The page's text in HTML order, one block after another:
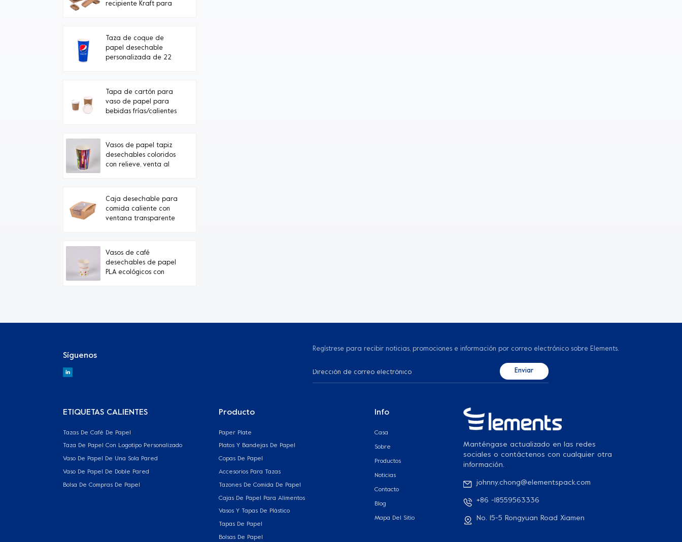
recipiente Kraft para
Taza de coque de
papel desechable
personalizada de 22
Tapa de cartón para
vaso de papel para
bebidas frías/calientes
Vasos de papel tapiz
desechables coloridos
con relieve, venta al
Caja desechable para
comida caliente con
ventana transparente
Vasos de café
desechables de papel
PLA ecológicos con
Síguenos
Regístrese para recibir noticias, promociones e información por correo electrónico sobre Elements.
ETIQUETAS CALIENTES
Tazas De Café De Papel
Taza De Papel Con Logotipo Personalizado
Vaso De Papel De Una Sola Pared
Vaso De Papel De Doble Pared
Bolsa De Compras De Papel
Producto
Paper Plate
Platos Y Bandejas De Papel
Copas De Papel
Accesorios Para Tazas
Tazones De Comida De Papel
Cajas De Papel Para Alimentos
Vasos Y Tapas De Plástico
Tapas De Papel
Bolsas De Papel
Info
Casa
Sobre
Productos
Noticias
Contacto
Blog
Mapa Del Sitio
Manténgase actualizado en las redes
sociales o contáctenos con cualquier otra
información.
johnny.chong@elementspack.com
+86 -18559563336
No. 15-5 Rongyuan Road Xiamen